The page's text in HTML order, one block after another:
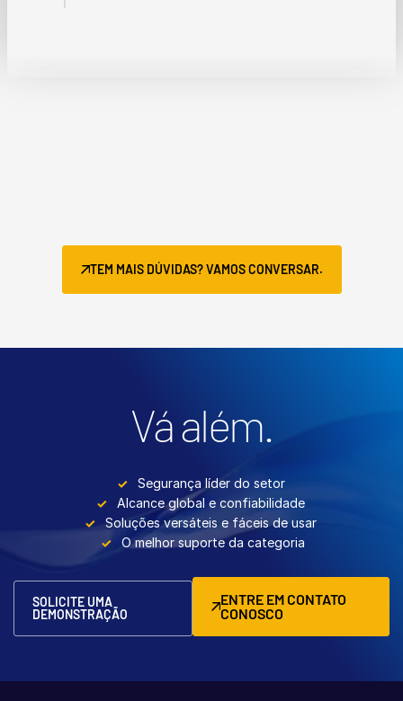
TEM MAIS DÚVIDAS? VAMOS CONVERSAR.
Vá além.
SOLICITE UMA
DEMONSTRAÇÃO
ENTRE EM CONTATO
CONOSCO
Segurança líder do setor
Alcance global e confiabilidade
Soluções versáteis e fáceis de usar
O melhor suporte da categoria